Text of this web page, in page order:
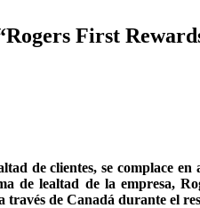
First
de clientes, se complace
de lealtad de la empresa,
través de Canadá durante el